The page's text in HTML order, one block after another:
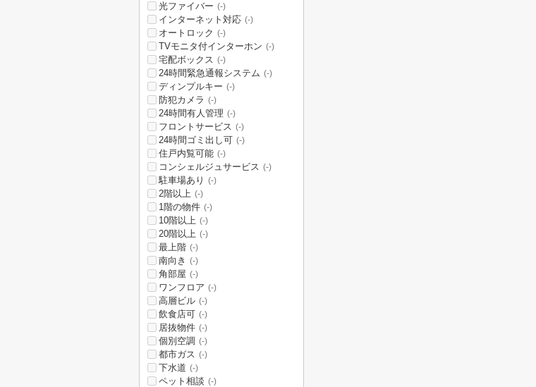
光ファイバー (-)
インターネット対応 (-)
オートロック (-)
TVモニタ付インターホン (-)
宅配ボックス (-)
24時間緊急通報システム (-)
ディンプルキー (-)
防犯カメラ (-)
24時間有人管理 (-)
フロントサービス (-)
24時間ゴミ出し可 (-)
住戸内覧可能 (-)
コンシェルジュサービス (-)
駐車場あり (-)
2階以上 (-)
1階の物件 (-)
10階以上 (-)
20階以上 (-)
最上階 (-)
南向き (-)
角部屋 (-)
ワンフロア (-)
高層ビル (-)
飲食店可 (-)
居抜物件 (-)
個別空調 (-)
都市ガス (-)
下水道 (-)
ペット相談 (-)